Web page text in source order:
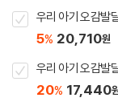
우리 아기 오감발
5% 20,710원
우리 아기 오감발
20% 17,440